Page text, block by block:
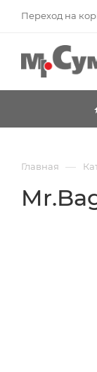
Переход на
Главная —